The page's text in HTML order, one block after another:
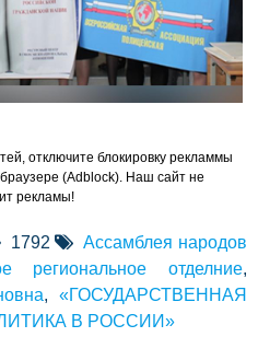
отключите блокировку рекламмы
(Adblock). Наш сайт не
рекламы!
1792
Ассамблея народов
региональное отделние,
, «ГОСУДАРСТВЕННАЯ
В РОССИИ»